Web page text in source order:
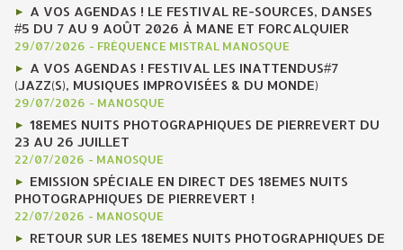
A VOS AGENDAS ! LE FESTIVAL RE-SOURCES, DANSES
#5 DU 7 AU 9 AOÛT 2026 À MANE ET FORCALQUIER
29/07/2026 - FRÉQUENCE MISTRAL MANOSQUE
A VOS AGENDAS ! FESTIVAL LES INATTENDUS#7
(JAZZ(S), MUSIQUES IMPROVISÉES & DU MONDE)
29/07/2026 - MANOSQUE
18EMES NUITS PHOTOGRAPHIQUES DE PIERREVERT DU
23 AU 26 JUILLET
22/07/2026 - MANOSQUE
EMISSION SPÉCIALE EN DIRECT DES 18EMES NUITS
PHOTOGRAPHIQUES DE PIERREVERT !
22/07/2026 - MANOSQUE
RETOUR SUR LES 18EMES NUITS PHOTOGRAPHIQUES DE